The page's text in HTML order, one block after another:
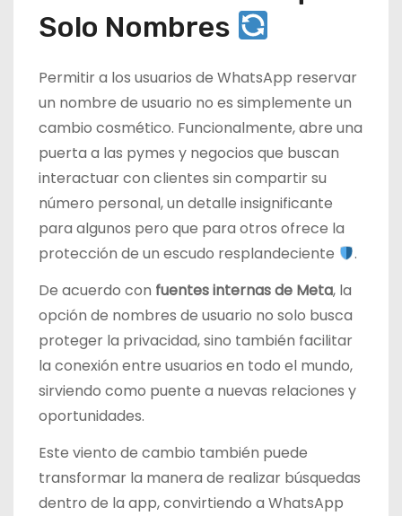
Solo Nombres
Permitir a los usuarios de WhatsApp reservar
un nombre de usuario no es simplemente un
cambio cosmético. Funcionalmente, abre una
puerta a las pymes y negocios que buscan
interactuar con clientes sin compartir su
número personal, un detalle insignificante
para algunos pero que para otros ofrece la
protección de un escudo resplandeciente
.
De acuerdo con fuentes internas de Meta, la
opción de nombres de usuario no solo busca
proteger la privacidad, sino también facilitar
la conexión entre usuarios en todo el mundo,
sirviendo como puente a nuevas relaciones y
oportunidades.
Este viento de cambio también puede
transformar la manera de realizar búsquedas
dentro de la app, convirtiendo a WhatsApp